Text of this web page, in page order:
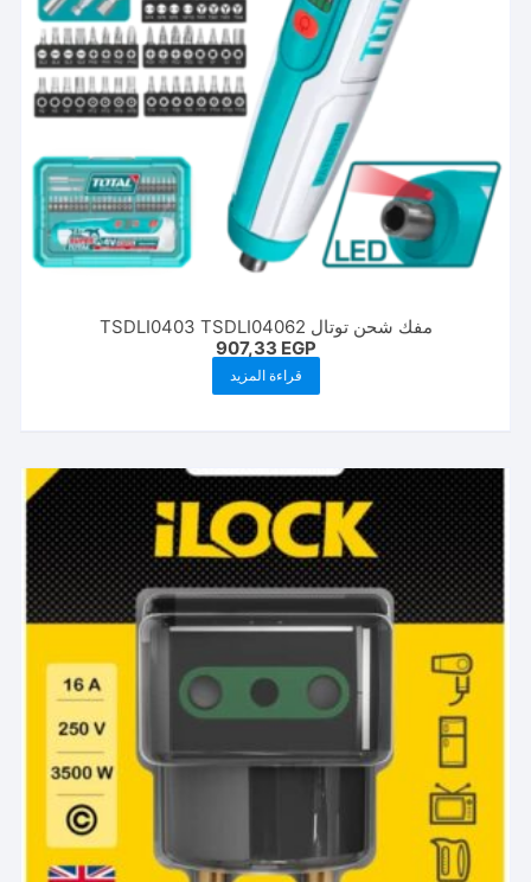
مفك شحن توتال TSDLI0403 TSDLI04062
907,33 EGP
قراءة المزيد